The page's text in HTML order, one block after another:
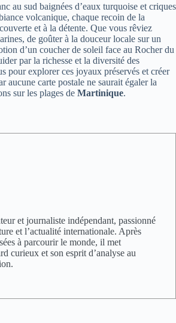
au sud baignées d’eaux turquoise et criques
volcanique, chaque recoin de la
et à la détente. Que vous rêviez
de goûter à la douceur locale sur un
d’un coucher de soleil face au Rocher du
par la richesse et la diversité des
pour explorer ces joyaux préservés et créer
aucune carte postale ne saurait égaler la
sur les plages de Martinique.
et journaliste indépendant, passionné
et l’actualité internationale. Après
à parcourir le monde, il met
curieux et son esprit d’analyse au